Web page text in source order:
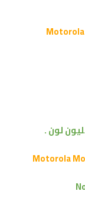
موتورولا Motorola